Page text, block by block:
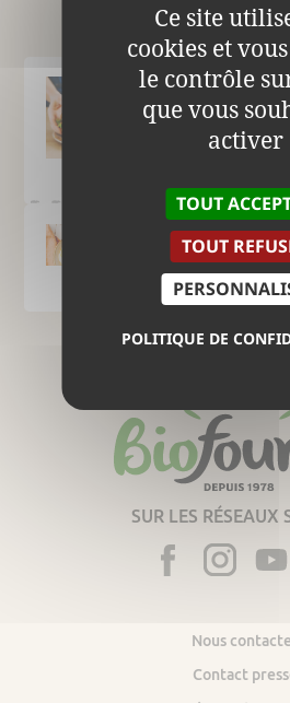
Le Blog
Smashed burger
Œufs à la turque
SUR LES RÉSEAUX
Nous
Contact
Ce site
cookies et
le contrôle
que vous
activer
TOUT
TOUT
POLITIQUE DE